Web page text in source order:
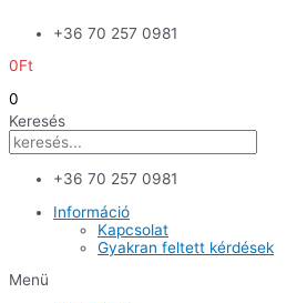
+36 70 257 0981
0Ft
0
Keresés
+36 70 257 0981
Információ
Kapcsolat
Gyakran feltett kérdések
Menü